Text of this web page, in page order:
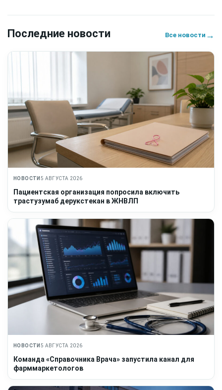
Последние новости Все новости →
НОВОСТИ 5 АВГУСТА 2026
Пациентская организация попросила включить
трастузумаб дерукстекан в ЖНВЛП
НОВОСТИ 5 АВГУСТА 2026
Команда «Справочника Врача» запустила канал для
фарммаркетологов